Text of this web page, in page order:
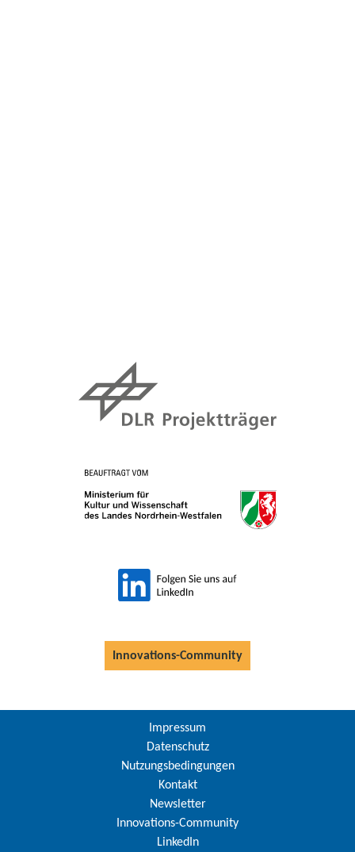
Innovations-Community
Impressum
Datenschutz
Nutzungsbedingungen
Kontakt
Newsletter
Innovations-Community
LinkedIn